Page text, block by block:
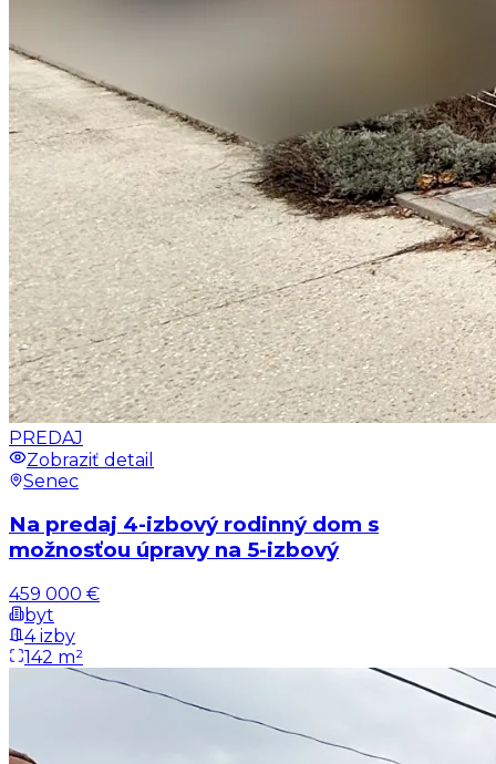
PREDAJ
Zobraziť detail
Senec
Na predaj 4-izbový rodinný dom s
možnosťou úpravy na 5-izbový
459 000 €
byt
4 izby
142 m²